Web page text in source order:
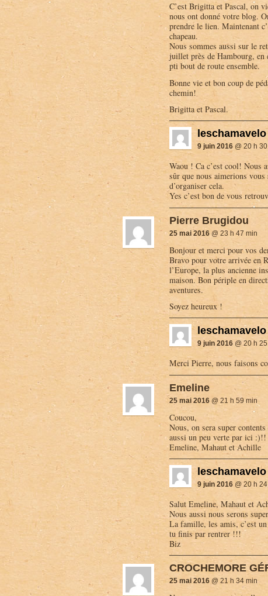
C’est Brigitta et Pascal, on
nous ont donné votre blog.
prendre le lien. Maintenant
chapeau.
Nous sommes aussi sur le
juillet près de Hambourg, en
pti bout de route ensemble.
Bonne vie et bon coup de
chemin!
Brigitta et Pascal.
leschamavelo
9 juin 2016 @ 20 h
Waou ! Ca c’est cool! Nous
sûr que nous aimerions
d’organiser cela.
Yes c’est bon de vous
Pierre Brugidou
25 mai 2016 @ 23 h 47 min
Bonjour et merci pour vos
Bravo pour votre arrivée en
l’Europe, la plus ancienne
maison. Bon périple en
aventures.
Soyez heureux !
leschamavelo
9 juin 2016 @ 20 h
Merci Pierre, nous faisons
Emeline
25 mai 2016 @ 21 h 59 min
Coucou,
Nous, on sera super
aussi un peu verte par ici
Emeline, Mahaut et Achille
leschamavelo
9 juin 2016 @ 20 h
Salut Emeline, Mahaut et
Nous aussi nous serons
La famille, les amis, c’est
tu finis par rentrer !!!
Biz
CROCHEMORE
25 mai 2016 @ 21 h 34 min